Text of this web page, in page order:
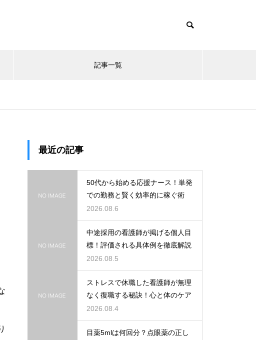
記事一覧
最近の記事
50代から始める応援ナース！単発
での勤務と賢く効率的に稼ぐ術
2026.08.6
中途採用の看護師が掲げる個人目
標！評価される具体例を徹底解説
2026.08.5
ストレスで休職した看護師が無理
なく復職する秘訣！心と体のケア
2026.08.4
目薬5mlは何回分？点眼薬の正し